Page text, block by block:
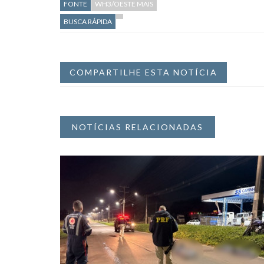
FONTE
WH3/OESTE MAIS
BUSCA RÁPIDA
COMPARTILHE ESTA NOTÍCIA
NOTÍCIAS RELACIONADAS